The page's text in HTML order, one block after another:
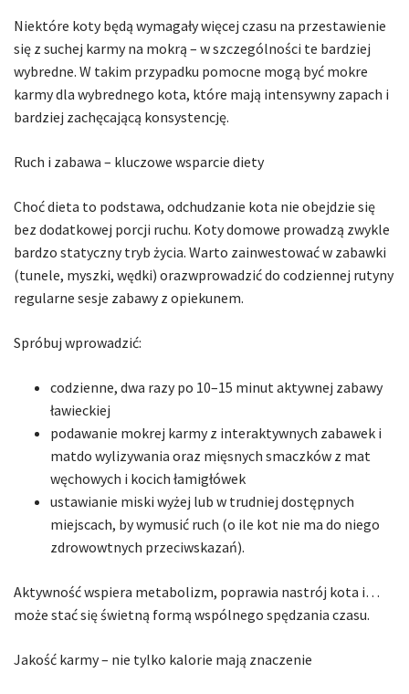
Niektóre koty będą wymagały więcej czasu na przestawienie
się z suchej karmy na mokrą – w szczególności te bardziej
wybredne. W takim przypadku pomocne mogą być mokre
karmy dla wybrednego kota, które mają intensywny zapach i
bardziej zachęcającą konsystencję.
Ruch i zabawa – kluczowe wsparcie diety
Choć dieta to podstawa, odchudzanie kota nie obejdzie się
bez dodatkowej porcji ruchu. Koty domowe prowadzą zwykle
bardzo statyczny tryb życia. Warto zainwestować w zabawki
(tunele, myszki, wędki) orazwprowadzić do codziennej rutyny
regularne sesje zabawy z opiekunem.
Spróbuj wprowadzić:
codzienne, dwa razy po 10–15 minut aktywnej zabawy
ławieckiej
podawanie mokrej karmy z interaktywnych zabawek i
matdo wylizywania oraz mięsnych smaczków z mat
węchowych i kocich łamigłówek
ustawianie miski wyżej lub w trudniej dostępnych
miejscach, by wymusić ruch (o ile kot nie ma do niego
zdrowowtnych przeciwskazań).
Aktywność wspiera metabolizm, poprawia nastrój kota i…
może stać się świetną formą wspólnego spędzania czasu.
Jakość karmy – nie tylko kalorie mają znaczenie